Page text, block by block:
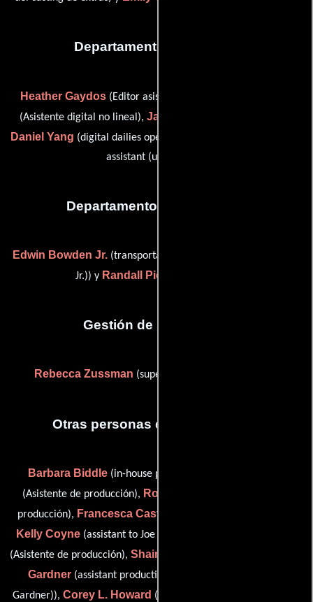
Departamento de editorial
Heather Gaydos (Editor asistente),
(Asistente digital no lineal), Jay Steinberg
Daniel Yang (digital dailies operator) y
assistant (uncredited))
Departamento de transporte
Edwin Bowden Jr. (transportation captain (as Edwin Bowden
Jr.)) y Randall Pickett
Gestión de producción
Rebecca Zussman (supervisor de post-producción)
Otras personas que participaron
Barbara Biddle(in-house producer),
(Asistente de producción), Ross Burchfield
producción), Francesca Castro
Kelly Coyne(assistant to Joe Davola),
(Asistente de producción), Shaina Fewell
Gardner (assistant production coordinator (as Karen M.
Gardner)), Corey L. Howard (set production assistant),